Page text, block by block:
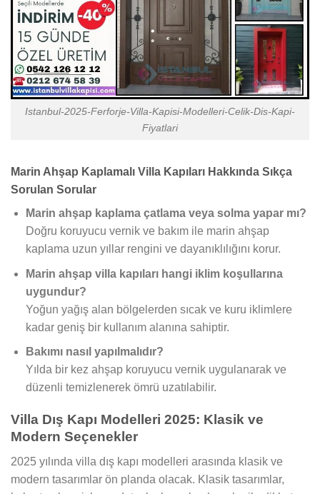
Istanbul-2025-Ferforje-Villa-Kapisi-Modelleri-Celik-Dis-Kapi-
Fiyatlari
Marin Ahşap Kaplamalı Villa Kapıları Hakkında Sıkça
Sorulan Sorular
Marin ahşap kaplama çatlama veya solma yapar mı?
Doğru koruyucu vernik ve bakım ile marin ahşap
kaplama uzun yıllar rengini ve dayanıklılığını korur.
Marin ahşap villa kapıları hangi iklim koşullarına
uygundur?
Yoğun yağış alan bölgelerden sıcak ve kuru iklimlere
kadar geniş bir kullanım alanına sahiptir.
Bakımı nasıl yapılmalıdır?
Yılda bir kez ahşap koruyucu vernik uygulanarak ve
düzenli temizlenerek ömrü uzatılabilir.
Villa Dış Kapı Modelleri 2025: Klasik ve
Modern Seçenekler
2025 yılında villa dış kapı modelleri arasında klasik ve
modern tasarımlar ön planda olacak. Klasik tasarımlar,